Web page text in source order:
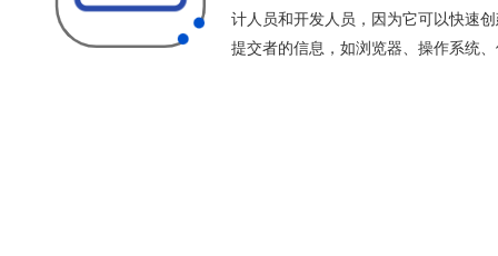
计人员和开发人员，因为它可以快速
提交者的信息，如浏览器、操作系统